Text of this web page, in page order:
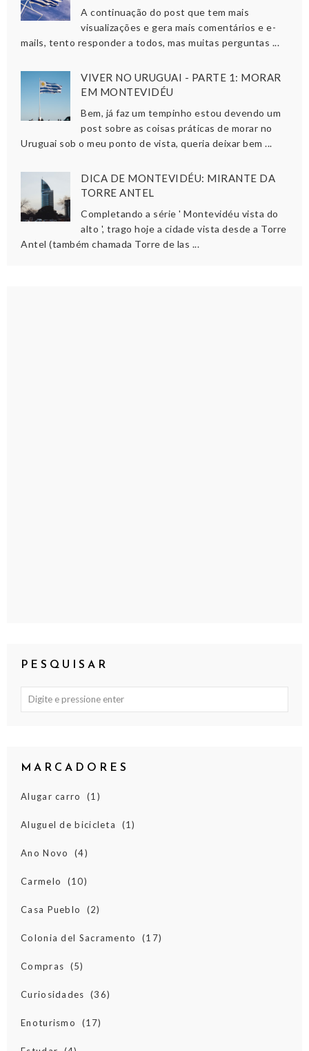
A continuação do post que tem mais
visualizações e gera mais comentários e e-
mails, tento responder a todos, mas muitas perguntas ...
VIVER NO URUGUAI - PARTE 1: MORAR
EM MONTEVIDÉU
Bem, já faz um tempinho estou devendo um
post sobre as coisas práticas de morar no
Uruguai sob o meu ponto de vista, queria deixar bem ...
DICA DE MONTEVIDÉU: MIRANTE DA
TORRE ANTEL
Completando a série ' Montevidéu vista do
alto ', trago hoje a cidade vista desde a Torre
Antel (também chamada Torre de las ...
PESQUISAR
MARCADORES
Alugar carro (1)
Aluguel de bicicleta (1)
Ano Novo (4)
Carmelo (10)
Casa Pueblo (2)
Colonia del Sacramento (17)
Compras (5)
Curiosidades (36)
Enoturismo (17)